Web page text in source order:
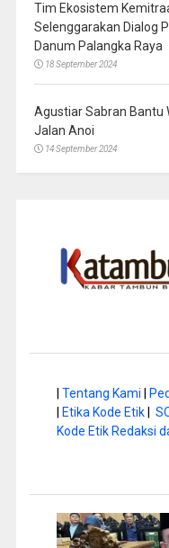
Tim Ekosistem
Selenggarakan Dialog
Danum Palangka Raya
18 September 2024
Agustiar Sabran Bantu
Jalan Anoi
14 September 2024
Tentang Kami
Etika Kode Etik|
Kode Etik Redaksi